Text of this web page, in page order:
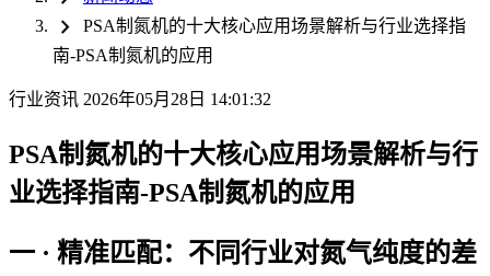
chevron_right
PSA制氮机的十大核心应用场景解析与行业选择指
南-PSA制氮机的应用
行业资讯 2026年05月28日 14:01:32
PSA制氮机的十大核心应用场景解析与行
业选择指南-PSA制氮机的应用
一 · 精准匹配：不同行业对氮气纯度的差